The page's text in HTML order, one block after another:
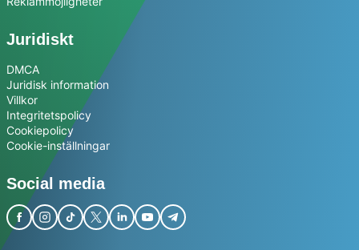
Juridiskt
DMCA
Juridisk information
Villkor
Integritetspolicy
Cookiepolicy
Cookie-inställningar
Social media